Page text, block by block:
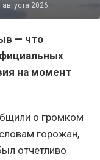
августа 2026
— что
на момент
о громком
горожан,
отчётливо